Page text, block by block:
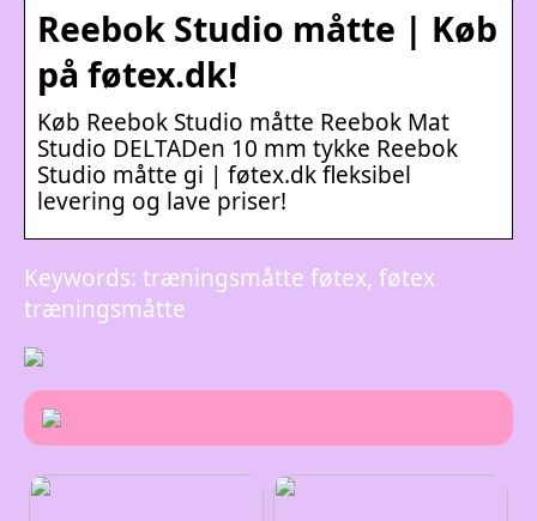
Reebok Studio måtte | Køb
på føtex.dk!
Køb Reebok Studio måtte Reebok Mat
Studio DELTADen 10 mm tykke Reebok
Studio måtte gi | føtex.dk fleksibel
levering og lave priser!
Keywords: træningsmåtte føtex, føtex
træningsmåtte